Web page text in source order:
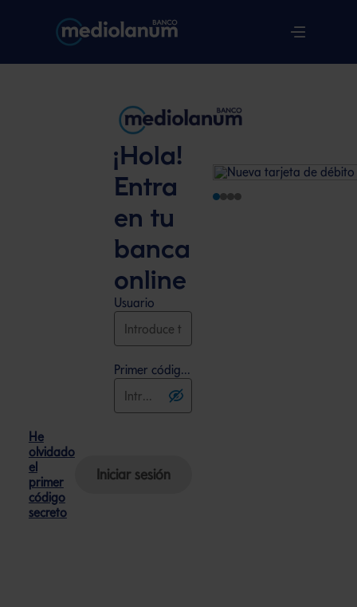
¡Hola!
Entra
en tu
banca
online
Usuario
Primer código secreto
He
olvidado
el
primer
código
secreto